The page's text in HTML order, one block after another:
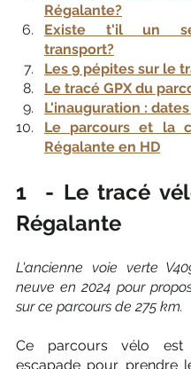
Régalante?
Existe t'il un
transport?
Les 9 pépites sur le
Le tracé GPX du
L'inauguration :
Le parcours et la
Régalante en HD
1  - Le tracé
Régalante
L'ancienne voie verte
neuve en 2024 pour
sur ce parcours de 275 km.
Ce parcours vélo est
escapade pour prendre